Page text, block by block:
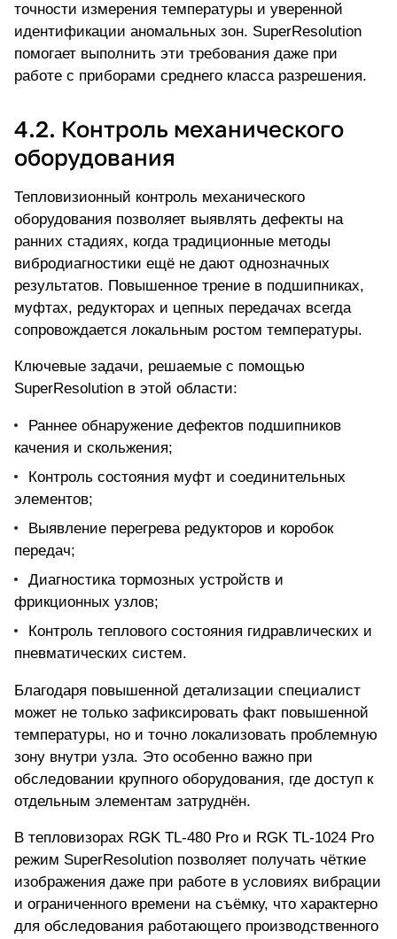
точности измерения температуры и уверенной
идентификации аномальных зон. SuperResolution
помогает выполнить эти требования даже при
работе с приборами среднего класса разрешения.
4.2. Контроль механического
оборудования
Тепловизионный контроль механического
оборудования позволяет выявлять дефекты на
ранних стадиях, когда традиционные методы
вибродиагностики ещё не дают однозначных
результатов. Повышенное трение в подшипниках,
муфтах, редукторах и цепных передачах всегда
сопровождается локальным ростом температуры.
Ключевые задачи, решаемые с помощью
SuperResolution в этой области:
Раннее обнаружение дефектов подшипников
качения и скольжения;
Контроль состояния муфт и соединительных
элементов;
Выявление перегрева редукторов и коробок
передач;
Диагностика тормозных устройств и
фрикционных узлов;
Контроль теплового состояния гидравлических и
пневматических систем.
Благодаря повышенной детализации специалист
может не только зафиксировать факт повышенной
температуры, но и точно локализовать проблемную
зону внутри узла. Это особенно важно при
обследовании крупного оборудования, где доступ к
отдельным элементам затруднён.
В тепловизорах RGK TL-480 Pro и RGK TL-1024 Pro
режим SuperResolution позволяет получать чёткие
изображения даже при работе в условиях вибрации
и ограниченного времени на съёмку, что характерно
для обследования работающего производственного